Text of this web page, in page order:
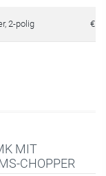
2-polig €
MIT
CHOPPER